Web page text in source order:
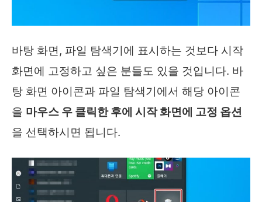
바탕 화면, 파일 탐색기에 표시하는 것보다 시작
화면에 고정하고 싶은 분들도 있을 것입니다. 바
탕 화면 아이콘과 파일 탐색기에서 해당 아이콘
을 마우스 우 클릭한 후에 시작 화면에 고정 옵션
을 선택하시면 됩니다.